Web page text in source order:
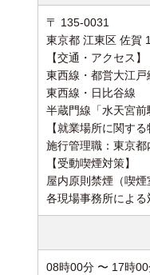
〒 135-0031
東京都 江東区 佐賀
【交通・アクセス】
東西線・都営大江
東西線・日比谷線
半蔵門線「水天宮
【就業場所に関する
施行管理職：東京都
【受動喫煙対策】
屋内原則禁煙（喫煙
各現場事務所による
08時00分 〜 17時